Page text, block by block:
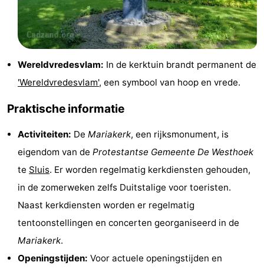
Zwembaden
Fietsen
Wandelen
Paardrijden
-
Golfbanen
-
Surfen
Eten
drinken
Haaientanden
Zeehonden
Evenementen
Praktisch
Wereldvredesvlam: In de kerktuin brandt permanent de
'Wereldvredesvlam', een symbool van hoop en vrede.
Praktische informatie
Activiteiten: De Mariakerk, een rijksmonument, is
eigendom van de Protestantse Gemeente De Westhoek
te Sluis. Er worden regelmatig kerkdiensten gehouden,
in de zomerweken zelfs Duitstalige voor toeristen.
Naast kerkdiensten worden er regelmatig
tentoonstellingen en concerten georganiseerd in de
Mariakerk.
Openingstijden: Voor actuele openingstijden en